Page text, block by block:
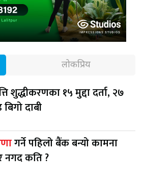
लोकप्रिय
शुद्धीकरणका १५ मुद्दा दर्ता, २७
दाबी
गर्ने पहिलो बैंक बन्यो कामना
नगद कति ?